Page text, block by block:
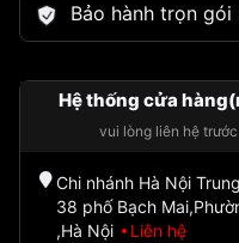
Bảo hành trọn gói
Hệ thống cửa
vui lòng liên hệ
Chi nhánh Hà Nội
38 phố Bạch
,Hà Nội
Liên hệ